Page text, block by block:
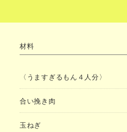
材料
〈うますぎるもん４人分〉
合い挽き肉
玉ねぎ